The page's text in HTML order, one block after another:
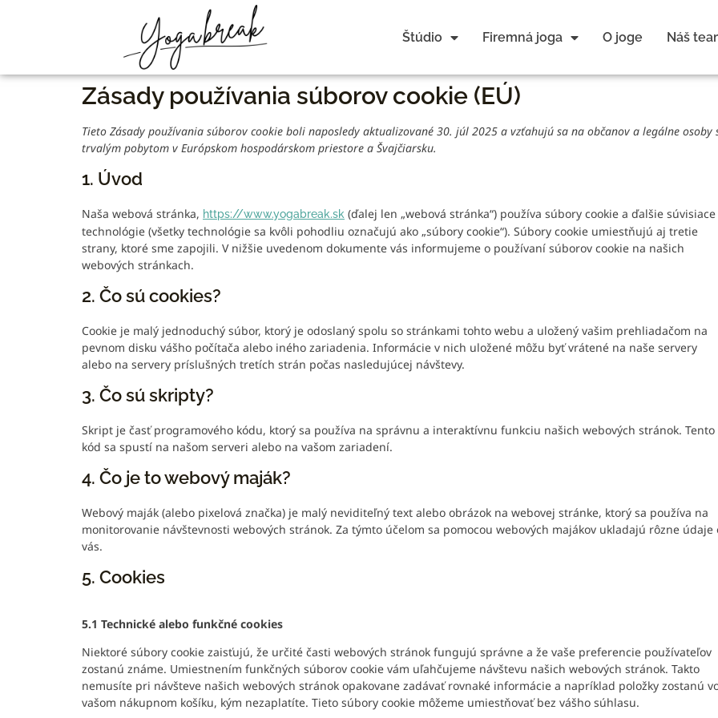
Štúdio Firemná joga O joge Náš
Zásady používania súborov cookie (EÚ)
Tieto Zásady používania súborov cookie boli naposledy aktualizované 30. júl 2025 a vzťahujú sa na občanov a legálne osoby
trvalým pobytom v Európskom hospodárskom priestore a Švajčiarsku.
1. Úvod
Naša webová stránka, https://www.yogabreak.sk (ďalej len „webová stránka“) používa súbory cookie a ďalšie súvisiace
technológie (všetky technológie sa kvôli pohodliu označujú ako „súbory cookie“). Súbory cookie umiestňujú aj tretie
strany, ktoré sme zapojili. V nižšie uvedenom dokumente vás informujeme o používaní súborov cookie na našich
webových stránkach.
2. Čo sú cookies?
Cookie je malý jednoduchý súbor, ktorý je odoslaný spolu so stránkami tohto webu a uložený vašim prehliadačom na
pevnom disku vášho počítača alebo iného zariadenia. Informácie v nich uložené môžu byť vrátené na naše servery
alebo na servery príslušných tretích strán počas nasledujúcej návštevy.
3. Čo sú skripty?
Skript je časť programového kódu, ktorý sa používa na správnu a interaktívnu funkciu našich webových stránok. Tento
kód sa spustí na našom serveri alebo na vašom zariadení.
4. Čo je to webový maják?
Webový maják (alebo pixelová značka) je malý neviditeľný text alebo obrázok na webovej stránke, ktorý sa používa na
monitorovanie návštevnosti webových stránok. Za týmto účelom sa pomocou webových majákov ukladajú rôzne údaje
vás.
5. Cookies
5.1 Technické alebo funkčné cookies
Niektoré súbory cookie zaisťujú, že určité časti webových stránok fungujú správne a že vaše preferencie používateľov
zostanú známe. Umiestnením funkčných súborov cookie vám uľahčujeme návštevu našich webových stránok. Takto
nemusíte pri návšteve našich webových stránok opakovane zadávať rovnaké informácie a napríklad položky zostanú
vašom nákupnom košíku, kým nezaplatíte. Tieto súbory cookie môžeme umiestňovať bez vášho súhlasu.